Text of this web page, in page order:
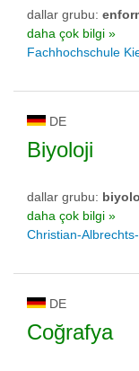
dallar grubu:
daha çok bilgi »
Fachhochschule
DE
Biyoloji
dallar grubu:
daha çok bilgi »
Christian-
DE
Coğrafya